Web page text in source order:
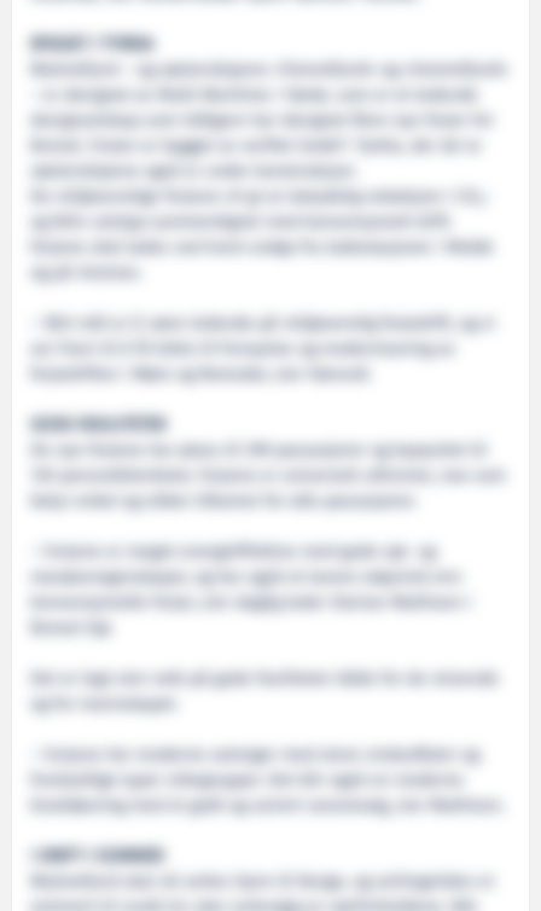
BYGGET I TYRKIA
Malmefjord – og søsterskipene «Tomrefjord» og «Vestrefjord»
– er designet av Multi Maritime i Førde, som er et ledende
designselskap som tidligere har designet flere nye ferjer for
Boreal. Ferjen er bygget av verftet Sedef i Tyrkia, der de to
søsterskipene også er under konstruksjon.
De miljøvennlige ferjene vil gi en betydelig reduksjon i CO
og NOx-utslipp sammenlignet med konvensjonell drift.
ferjene skal lades ved hvert anløp fra ladestasjoner i Molde
og på Vestnes.
– Vårt mål er å være ledende på miljøvennlig ferjedrift, og vi
ferjedriften i Møre og Romsdal, sier Førsvoll.
GODE FASILITETER
De nye ferjene har plass til 399 passasjerer og kapasitet til
– Ferjene er meget energieffektive med gode sjø- og
manøveregenskaper, og har også et lavere støynivå enn
konvensjonelle ferjer, sier daglig leder Steinar Mathisen i
Det er lagt stor vekt på gode fasiliteter både for de reisende
og for mannskapet.
– Ferjene har moderne salonger med store vindusflater og
forskjellige typer sittegrupper. Det blir også en moderne
kioskløsning med et godt og variert vareutvalg, sier Mathisen.
I DRIFT I SOMMER
Malmefjord skal nå seiles hjem til Norge, og seilingstiden er